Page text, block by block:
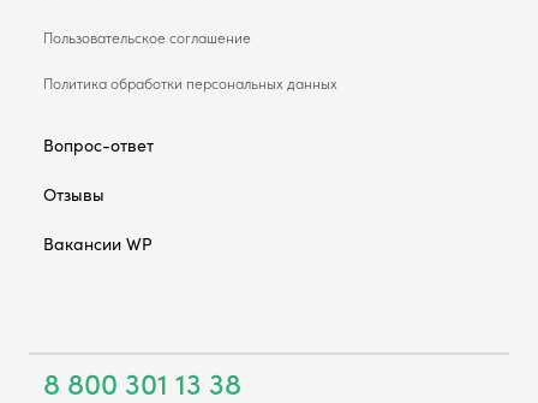
Пользовательское соглашение
Политика обработки персональных данных
Вопрос-ответ
Отзывы
Вакансии WP
8 800 301 13 38